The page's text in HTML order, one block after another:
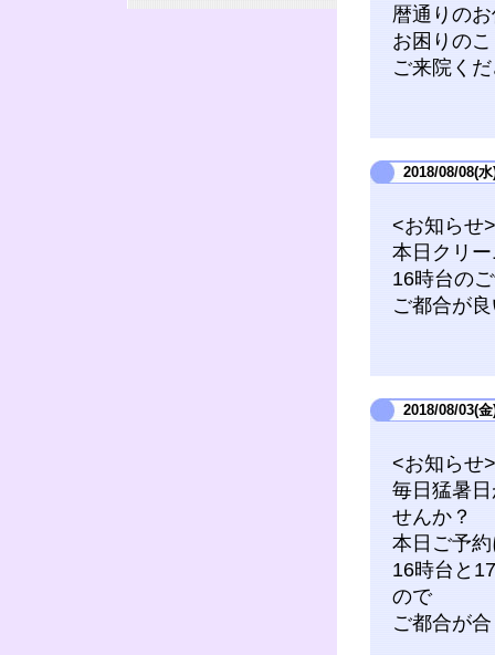
暦通りの
お困りの
ご来院く
2018/08/08(水
<お知らせ>
本日クリ
16時台の
ご都合が
2018/08/03(金
<お知らせ>
毎日猛暑
せんか？
本日ご予
16時台と
ので
ご都合が